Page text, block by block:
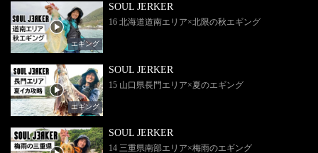
エギング
SOUL JERKER
16 北海道道南エリア×北限の秋エギング
エギング
SOUL JERKER
15 山口県長門エリア×夏のエギング
SOUL JERKER
14 三重県南部エリア×梅雨のエギング